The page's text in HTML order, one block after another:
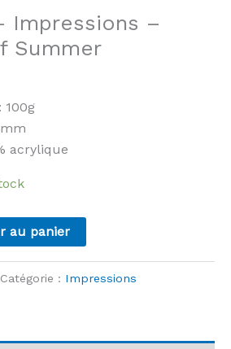
Impressions –
Summer
100g
acrylique
au panier
Catégorie : Impressions